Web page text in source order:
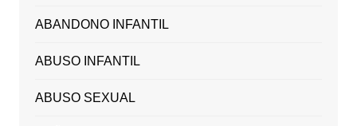
ABANDONO INFANTIL
ABUSO INFANTIL
ABUSO SEXUAL